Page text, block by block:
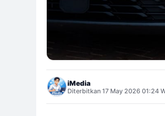
iMedia
Diterbitkan 17 May 2026 01:24